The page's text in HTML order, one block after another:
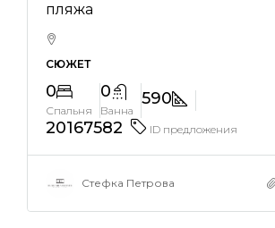
пляжа
СЮЖЕТ
0
Спальня
0
Ванна
590
20167582
ID предложения
Стефка Петрова